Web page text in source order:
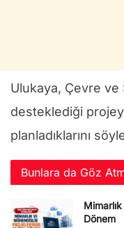
Ulukaya, Çevre ve
desteklediği
planladıklarını
Bunlara da Göz
Dönem